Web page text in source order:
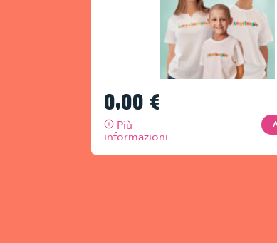
0,00 €
Più
informazioni